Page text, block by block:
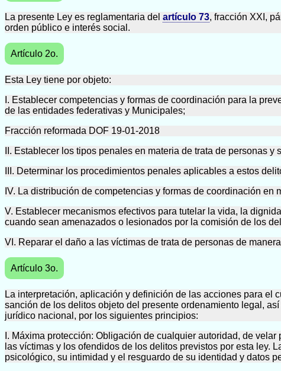
La presente Ley es reglamentaria del artículo 73, fracción XXI,
orden público e interés social.
Artículo 2o.
Esta Ley tiene por objeto:
I. Establecer competencias y formas de coordinación para la
de las entidades federativas y Municipales;
Fracción reformada DOF 19-01-2018
II. Establecer los tipos penales en materia de trata de personas y
III. Determinar los procedimientos penales aplicables a estos
IV. La distribución de competencias y formas de coordinación
V. Establecer mecanismos efectivos para tutelar la vida, la
cuando sean amenazados o lesionados por la comisión de los
VI. Reparar el daño a las víctimas de trata de personas de
Artículo 3o.
La interpretación, aplicación y definición de las acciones para
sanción de los delitos objeto del presente ordenamiento legal,
jurídico nacional, por los siguientes principios:
I. Máxima protección: Obligación de cualquier autoridad, de
las víctimas y los ofendidos de los delitos previstos por esta ley.
psicológico, su intimidad y el resguardo de su identidad y datos